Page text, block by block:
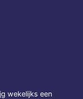
wekelijks een